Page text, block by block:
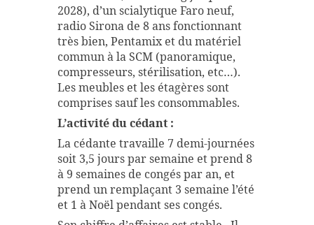
2028), d’un scialytique Faro neuf,
radio Sirona de 8 ans fonctionnant
très bien, Pentamix et du matériel
commun à la SCM (panoramique,
compresseurs, stérilisation, etc…).
Les meubles et les étagères sont
comprises sauf les consommables.
L’activité du cédant :
La cédante travaille 7 demi-journées
soit 3,5 jours par semaine et prend 8
à 9 semaines de congés par an, et
prend un remplaçant 3 semaine l’été
et 1 à Noël pendant ses congés.